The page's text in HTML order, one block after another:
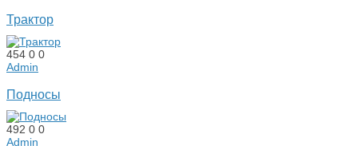
Трактор
454 0 0
Admin
Подносы
492 0 0
Admin